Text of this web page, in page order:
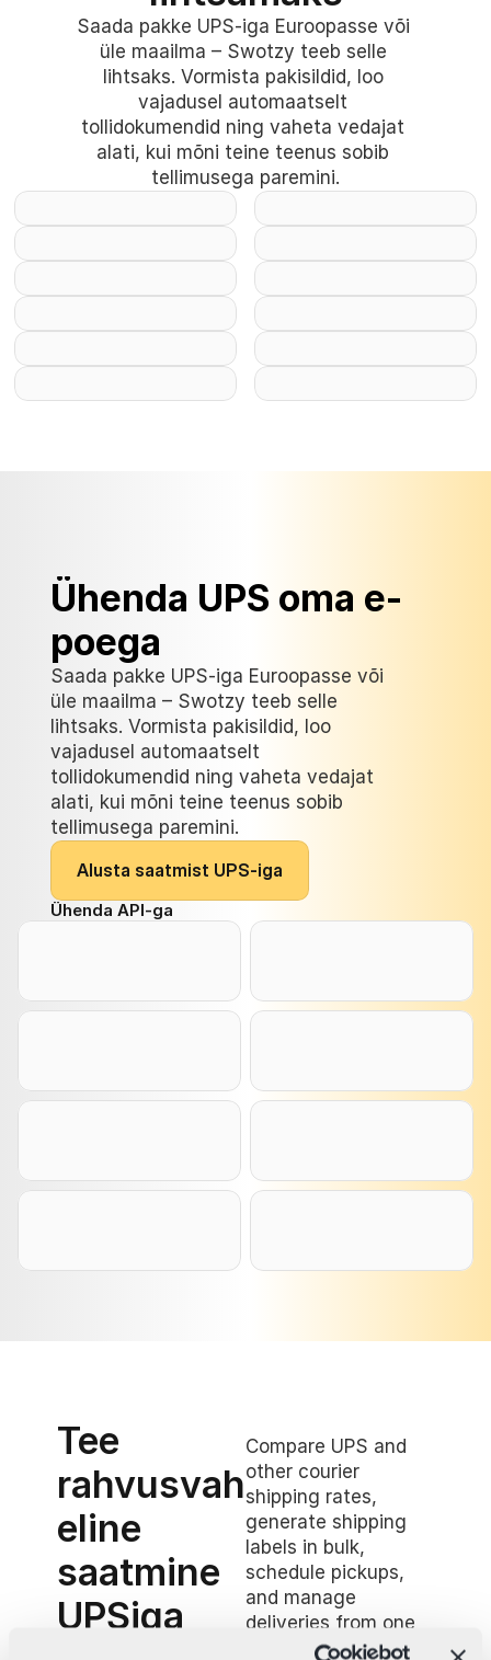
Saada pakke UPS-iga Euroopasse või
üle maailma – Swotzy teeb selle
lihtsaks. Vormista pakisildid, loo
vajadusel automaatselt
tollidokumendid ning vaheta vedajat
alati, kui mõni teine teenus sobib
tellimusega paremini.
Ühenda UPS oma e-
poega
Saada pakke UPS-iga Euroopasse või
üle maailma – Swotzy teeb selle
lihtsaks. Vormista pakisildid, loo
vajadusel automaatselt
tollidokumendid ning vaheta vedajat
alati, kui mõni teine teenus sobib
tellimusega paremini.
Alusta saatmist UPS-iga
Ühenda API-ga
Tee
rahvusvah
eline
saatmine
UPSiga
Compare UPS and
other courier
shipping rates,
generate shipping
labels in bulk,
schedule pickups,
and manage
deliveries from one
platform designed to